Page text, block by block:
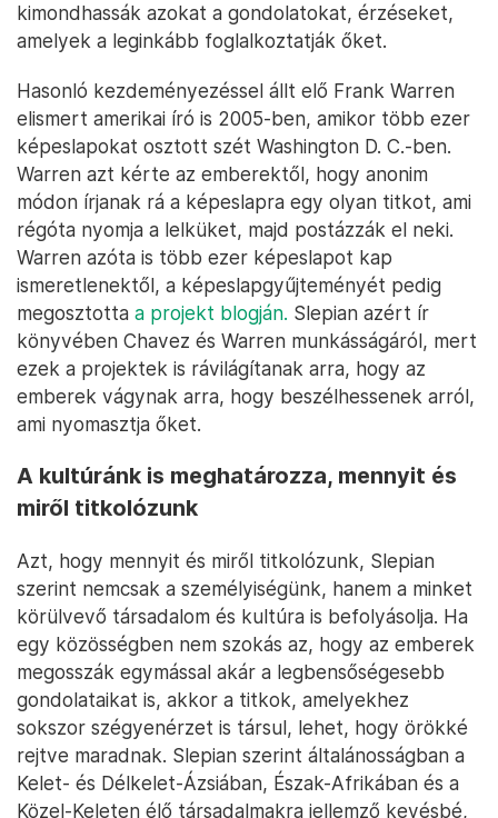
kimondhassák azokat a gondolatokat, érzéseket,
amelyek a leginkább foglalkoztatják őket.
Hasonló kezdeményezéssel állt elő Frank Warren
elismert amerikai író is 2005-ben, amikor több ezer
képeslapokat osztott szét Washington D. C.-ben.
Warren azt kérte az emberektől, hogy anonim
módon írjanak rá a képeslapra egy olyan titkot, ami
régóta nyomja a lelküket, majd postázzák el neki.
Warren azóta is több ezer képeslapot kap
ismeretlenektől, a képeslapgyűjteményét pedig
megosztotta a projekt blogján. Slepian azért ír
könyvében Chavez és Warren munkásságáról, mert
ezek a projektek is rávilágítanak arra, hogy az
emberek vágynak arra, hogy beszélhessenek arról,
ami nyomasztja őket.
A kultúránk is meghatározza, mennyit és
miről titkolózunk
Azt, hogy mennyit és miről titkolózunk, Slepian
szerint nemcsak a személyiségünk, hanem a minket
körülvevő társadalom és kultúra is befolyásolja. Ha
egy közösségben nem szokás az, hogy az emberek
megosszák egymással akár a legbensőségesebb
gondolataikat is, akkor a titkok, amelyekhez
sokszor szégyenérzet is társul, lehet, hogy örökké
rejtve maradnak. Slepian szerint általánosságban a
Kelet- és Délkelet-Ázsiában, Észak-Afrikában és a
Közel-Keleten élő társadalmakra jellemző kevésbé,